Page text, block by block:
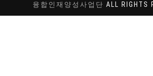
융합인재양성사업단 ALL RIGHTS